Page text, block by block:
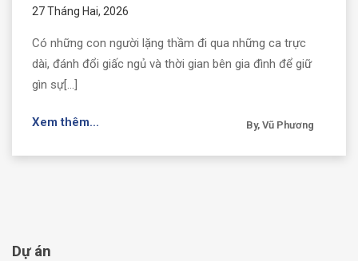
27 Tháng Hai, 2026
Có những con người lặng thầm đi qua những ca trực
dài, đánh đổi giấc ngủ và thời gian bên gia đình để giữ
gìn sự[...]
Xem thêm... By, Vũ Phương
Dự án